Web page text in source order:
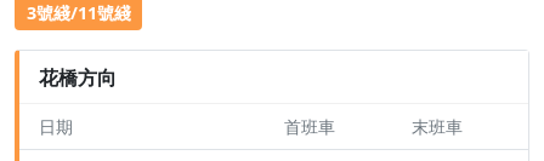
3號綫/11號綫
花橋方向
日期 首班車 末班車